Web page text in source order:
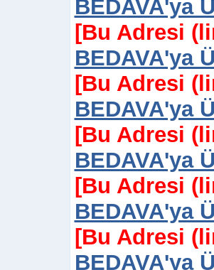
BEDAVA'ya
[Bu Adresi
BEDAVA'ya
[Bu Adresi
BEDAVA'ya
[Bu Adresi
BEDAVA'ya
[Bu Adresi
BEDAVA'ya
[Bu Adresi
BEDAVA'ya